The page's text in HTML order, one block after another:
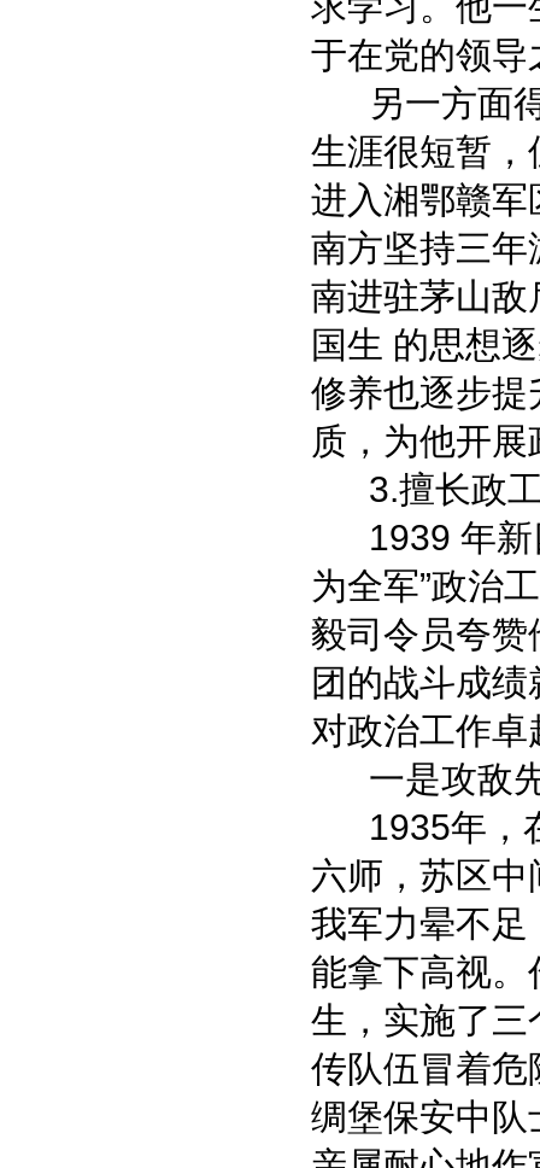
于在党的领导
另一方面得
生涯很短暂
进入湘鄂赣
南方坚持三
南进驻茅山
国生 的思想
修养也逐步
质，为他开
3.擅长政工
1939 年新
为全军”政治
毅司令员夸赞
团的战斗成
对政治工作
一是攻敌先
1935年，在
六师，苏区
我军力晕不
能拿下高视
生，实施了三
传队伍冒着
绸堡保安中